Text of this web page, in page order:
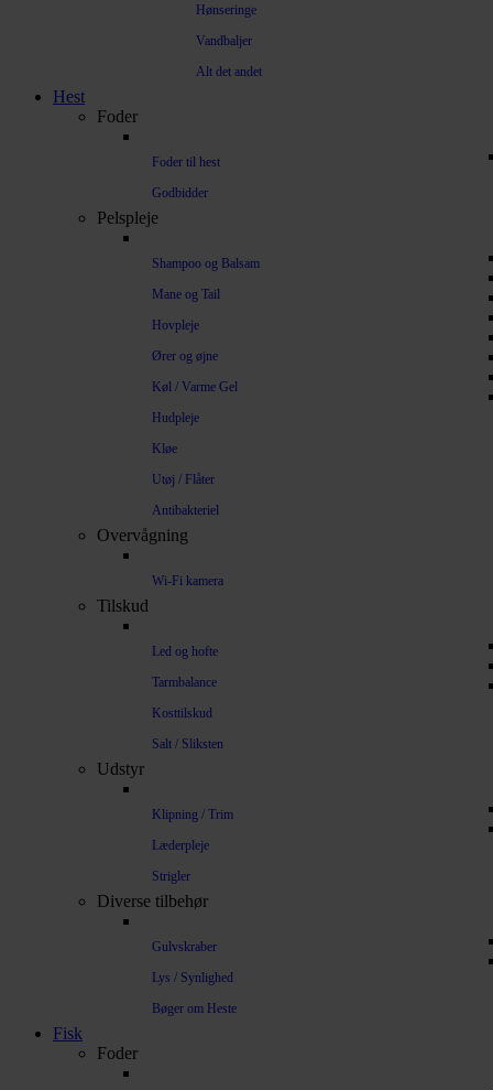
Hønseringe
Vandbaljer
Alt det andet
Hest
Foder
Foder til hest
Godbidder
Pelspleje
Shampoo og Balsam
Mane og Tail
Hovpleje
Ører og øjne
Køl / Varme Gel
Hudpleje
Kløe
Utøj / Flåter
Antibakteriel
Overvågning
Wi-Fi kamera
Tilskud
Led og hofte
Tarmbalance
Kosttilskud
Salt / Sliksten
Udstyr
Klipning / Trim
Læderpleje
Strigler
Diverse tilbehør
Gulvskraber
Lys / Synlighed
Bøger om Heste
Fisk
Foder